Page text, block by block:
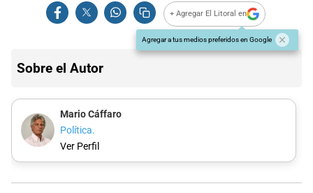
+ Agregar El Litoral en
Agregar a tus medios preferidos en Google
Sobre el Autor
Mario Cáffaro
Política.
Ver Perfil